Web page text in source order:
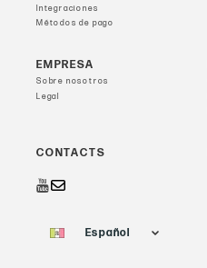
Integraciones
Métodos de pago
EMPRESA
Sobre nosotros
Legal
CONTACTS
Español